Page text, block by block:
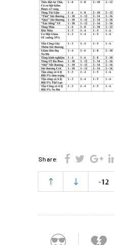
Share:
-12